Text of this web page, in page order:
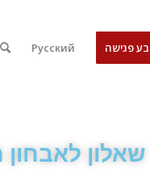
פגישה Русский
שאלון